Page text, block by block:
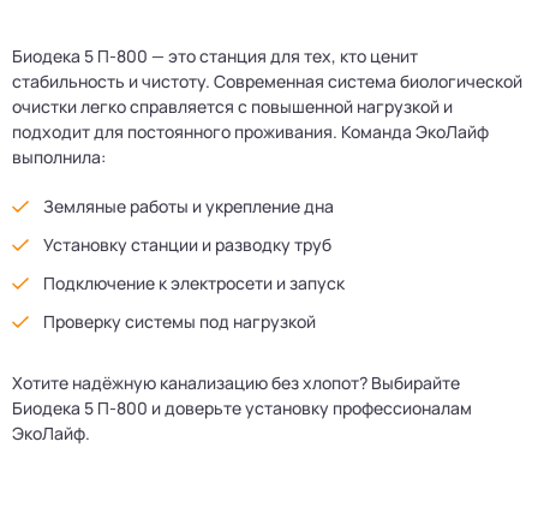
Биодека 5 П-800 — это станция для тех, кто ценит
стабильность и чистоту. Современная система биологической
очистки легко справляется с повышенной нагрузкой и
подходит для постоянного проживания. Команда ЭкоЛайф
выполнила:
Земляные работы и укрепление дна
Установку станции и разводку труб
Подключение к электросети и запуск
Проверку системы под нагрузкой
Хотите надёжную канализацию без хлопот? Выбирайте
Биодека 5 П-800 и доверьте установку профессионалам
ЭкоЛайф.